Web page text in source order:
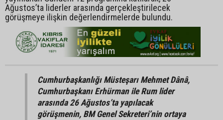
Ağustos’ta liderler arasında gerçekleştirilecek
görüşmeye ilişkin değerlendirmelerde bulundu.
Cumhurbaşkanlığı Müsteşarı Mehmet Dânâ,
Cumhurbaşkanı Erhürman ile Rum lider
arasında 26 Ağustos’ta yapılacak
görüşmenin, BM Genel Sekreteri’nin ortaya